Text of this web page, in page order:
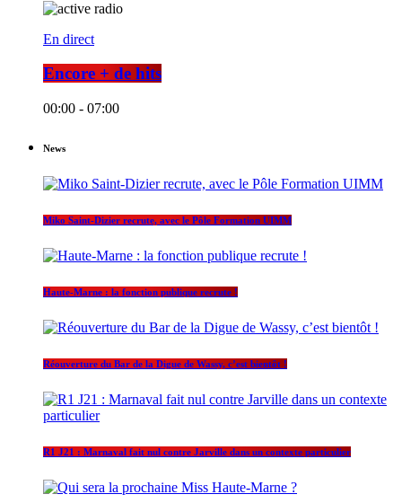
En direct
Encore + de hits
00:00 - 07:00
News
Miko Saint-Dizier recrute, avec le Pôle Formation UIMM
Haute-Marne : la fonction publique recrute !
Réouverture du Bar de la Digue de Wassy, c’est bientôt !
R1 J21 : Marnaval fait nul contre Jarville dans un contexte particulier